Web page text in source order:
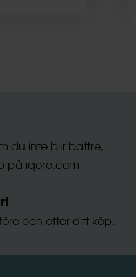
du inte blir bättre,
på iqoro.com
och efter ditt köp.